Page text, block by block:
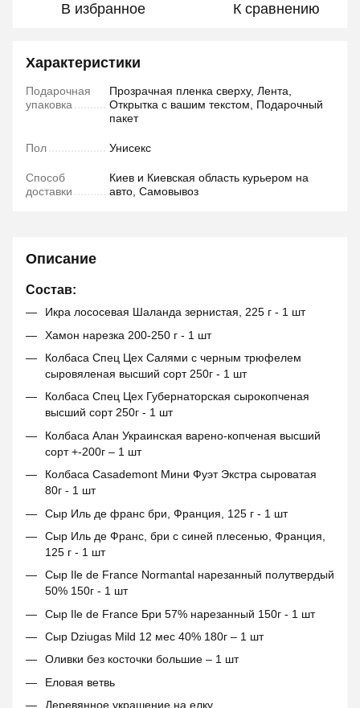
В избранное К сравнению
Характеристики
Подарочная
упаковка
Прозрачная пленка сверху, Лента,
Открытка с вашим текстом, Подарочный
пакет
Пол Унисекс
Способ
доставки
Киев и Киевская область курьером на
авто, Самовывоз
Описание
Состав:
Икра лососевая Шаланда зернистая, 225 г - 1 шт
Хамон нарезка 200-250 г - 1 шт
Колбаса Спец Цех Салями с черным трюфелем
сыровяленая высший сорт 250г - 1 шт
Колбаса Спец Цех Губернаторская сырокопченая
высший сорт 250г - 1 шт
Колбаса Алан Украинская варено-копченая высший
сорт +-200г – 1 шт
Колбаса Casademont Мини Фуэт Экстра сыроватая
80г - 1 шт
Сыр Иль де франс бри, Франция, 125 г - 1 шт
Сыр Иль де Франс, бри с синей плесенью, Франция,
125 г - 1 шт
Сыр Ile de France Normantal нарезанный полутвердый
50% 150г - 1 шт
Сыр Ile de France Бри 57% нарезанный 150г - 1 шт
Сыр Dziugas Mild 12 мес 40% 180г – 1 шт
Оливки без косточки большие – 1 шт
Еловая ветвь
Деревянное украшение на елку